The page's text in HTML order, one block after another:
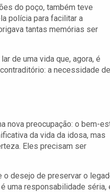
do poço, também teve
polícia para facilitar a
tantas memórias ser
de uma vida que, agora, é
a necessidade de
nova preocupação: o bem-
da vida da idosa, mas
Eles precisam ser
o desejo de preservar o
uma responsabilidade séria,